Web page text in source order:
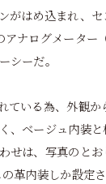
がはめ込まれ、
アナログメータ
シーだ。
ている為、外観か
、ベージュ内装
せは、写真のと
革内装しか設定さ